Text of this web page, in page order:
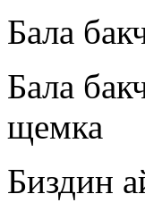
Бала
Бала
щемка
Биздин